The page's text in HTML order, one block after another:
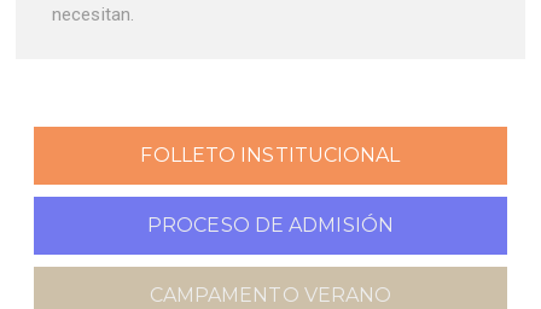
necesitan.
FOLLETO INSTITUCIONAL
PROCESO DE ADMISIÓN
CAMPAMENTO VERANO